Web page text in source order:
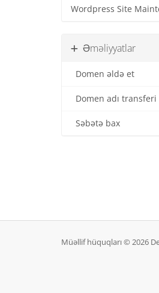
Wordpress Site
Əməliyyatlar
Domen əldə et
Domen adı transferi
Səbətə bax
Müəllif hüquqları © 2026